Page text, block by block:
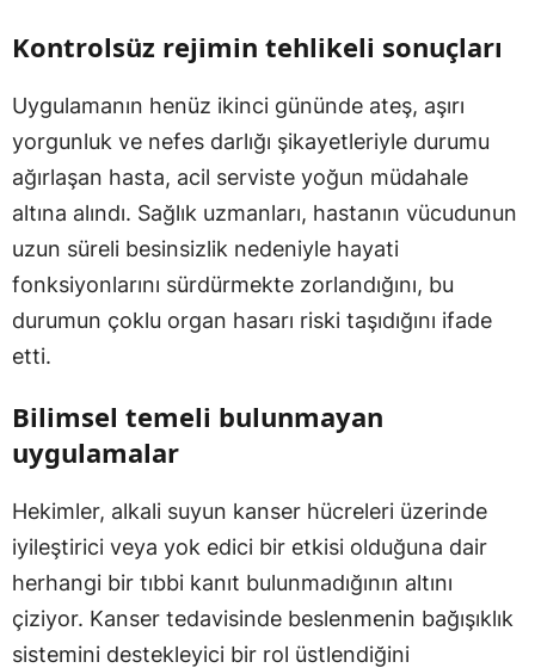
Kontrolsüz rejimin tehlikeli sonuçları
Uygulamanın henüz ikinci gününde ateş, aşırı
yorgunluk ve nefes darlığı şikayetleriyle durumu
ağırlaşan hasta, acil serviste yoğun müdahale
altına alındı. Sağlık uzmanları, hastanın vücudunun
uzun süreli besinsizlik nedeniyle hayati
fonksiyonlarını sürdürmekte zorlandığını, bu
durumun çoklu organ hasarı riski taşıdığını ifade
etti.
Bilimsel temeli bulunmayan
uygulamalar
Hekimler, alkali suyun kanser hücreleri üzerinde
iyileştirici veya yok edici bir etkisi olduğuna dair
herhangi bir tıbbi kanıt bulunmadığının altını
çiziyor. Kanser tedavisinde beslenmenin bağışıklık
sistemini destekleyici bir rol üstlendiğini